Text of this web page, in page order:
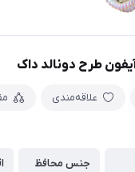
علاقه‌مندی
جنس محافظ